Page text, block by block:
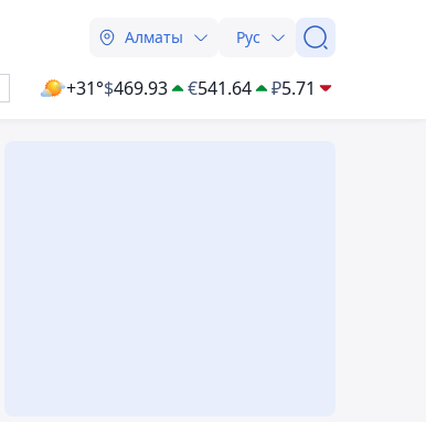
Алматы Рус
+31°$469.93 €541.64 ₽5.71